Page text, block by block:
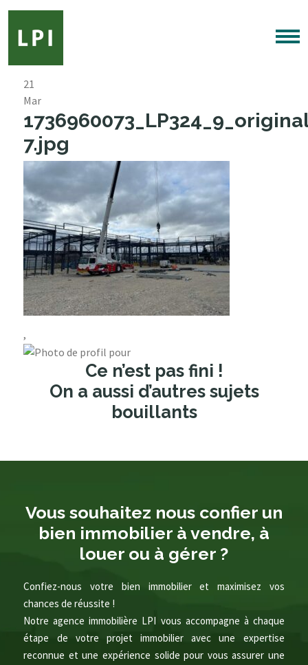
21
Mar
7.jpg
,
Ce n’est pas fini !
On a aussi d’autres sujets
bouillants
Vous souhaitez nous confier un
bien immobilier à vendre, à
louer ou à gérer ?
Confiez-nous votre bien immobilier et maximisez vos
chances de réussite !
Notre agence immobilière LPI vous accompagne à chaque
étape de votre projet immobilier avec une expertise
reconnue et une expérience solide pour vous assurer une